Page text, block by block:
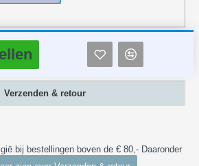
Verzenden & retour
bij bestellingen boven de € 80,- Daaronder
€ 7,55